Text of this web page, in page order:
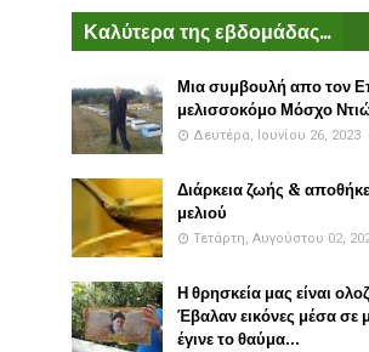
Καλύτερα της εβδομάδας...
Μια συμβουλή απο τον
μελισσοκόμο Μόσχο
Δευτέρα, Ιουνίου 26, 2023
Διάρκεια ζωής &
μελιού
Τετάρτη, Αυγούστου 02,
Η θρησκεία μας είναι
Έβαλαν εικόνες μέσα σε
έγινε το θαύμα...